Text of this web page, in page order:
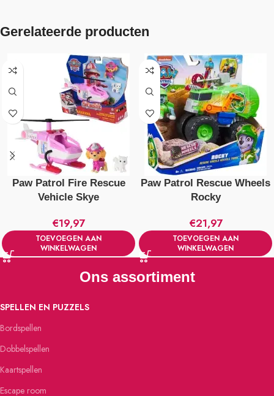
Gerelateerde producten
Paw Patrol Fire Rescue
Vehicle Skye
€19,97
TOEVOEGEN AAN
WINKELWAGEN
Paw Patrol Rescue Wheels
Rocky
€21,97
TOEVOEGEN AAN
WINKELWAGEN
Ons assortiment
SPELLEN EN PUZZELS
Bordspellen
Dobbelspellen
Kaartspellen
Escape room